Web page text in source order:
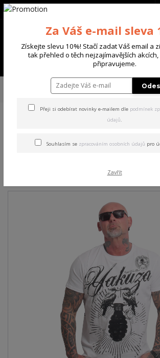
+420 702 136 620
TRIKA & TÍLKA
Yakuza pánské
T-Shirt white 4XL
Grenade Regular T-
Za Váš e-mail sleva
Získejte slevu 10%! Stačí zadat Váš email a
tak přehled o těch nejzajímavějších
připravujeme.
Přeji si odebírat novinky e-mailem dle podmínek
údajů.
Souhlasím se zpracováním osobních údajů pro
Zavřít